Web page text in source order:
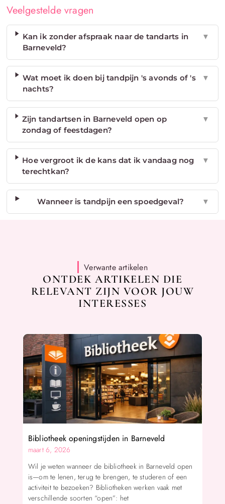
Veelgestelde vragen
Kan ik zonder afspraak naar de tandarts in
Barneveld?
▼
Wat moet ik doen bij tandpijn 's avonds of 's
nachts?
▼
Zijn tandartsen in Barneveld open op
zondag of feestdagen?
▼
Hoe vergroot ik de kans dat ik vandaag nog
terechtkan?
▼
Wanneer is tandpijn een spoedgeval? ▼
Verwante artikelen
ONTDEK ARTIKELEN DIE
RELEVANT ZIJN VOOR JOUW
INTERESSES
Bibliotheek openingstijden in Barneveld
maart 6, 2026
Wil je weten wanneer de bibliotheek in Barneveld open
is—om te lenen, terug te brengen, te studeren of een
activiteit te bezoeken? Bibliotheken werken vaak met
verschillende soorten “open”: het